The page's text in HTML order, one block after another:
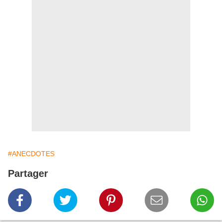
#ANECDOTES
Partager